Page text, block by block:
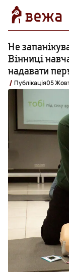
Не
Вінниці
надавати
Публікація05